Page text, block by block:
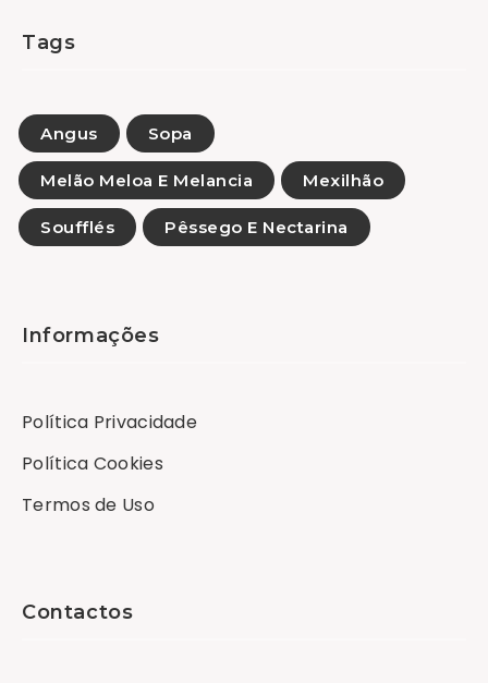
Tags
Angus Sopa
Melão Meloa E Melancia Mexilhão
Soufflés Pêssego E Nectarina
Informações
Política Privacidade
Política Cookies
Termos de Uso
Contactos